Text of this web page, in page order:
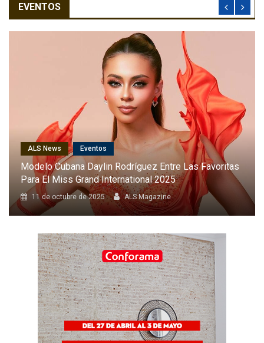
EVENTOS
ALS News Cantantes
Karol G Será La Primera Latina En Cantar En El Desfile
Anual De Victoria’s Secret
8 de octubre de 2025 ALS Magazine